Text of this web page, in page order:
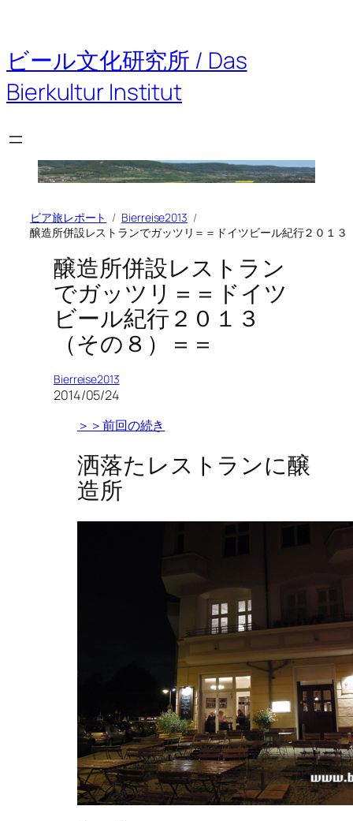
を
ス
キ
ッ
ビール文化研究所 / Das
Bierkultur Institut
ビア旅レポート
Bierreise2013
醸造所併設レストランでガッツリ＝＝ドイツビール紀行２０１３
醸造所併設レストラン
でガッツリ＝＝ドイツ
ビール紀行２０１３
（その８）＝＝
Bierreise2013
2014/05/24
＞＞前回の続き
洒落たレストランに醸
造所